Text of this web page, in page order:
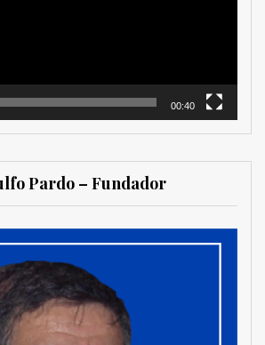
00:40
Pardo – Fundador